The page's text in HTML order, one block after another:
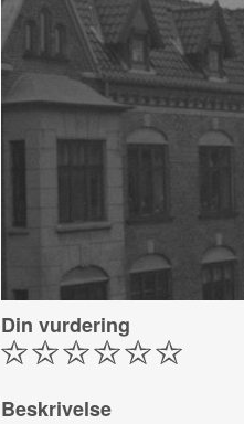
Din vurdering
Beskrivelse